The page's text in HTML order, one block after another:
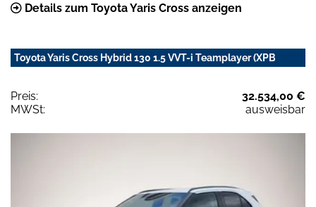
Details zum Toyota Yaris Cross anzeigen
Toyota Yaris Cross Hybrid 130 1.5 VVT-i Teamplayer (XPB
Preis:
32.534,00 €
MWSt:
ausweisbar